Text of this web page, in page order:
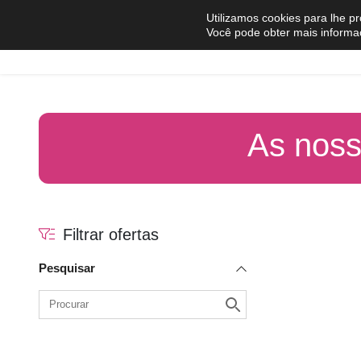
Vender
As
Filtrar ofertas
Pesquisar
Utilizamos cookies para lhe
Você pode obter mais